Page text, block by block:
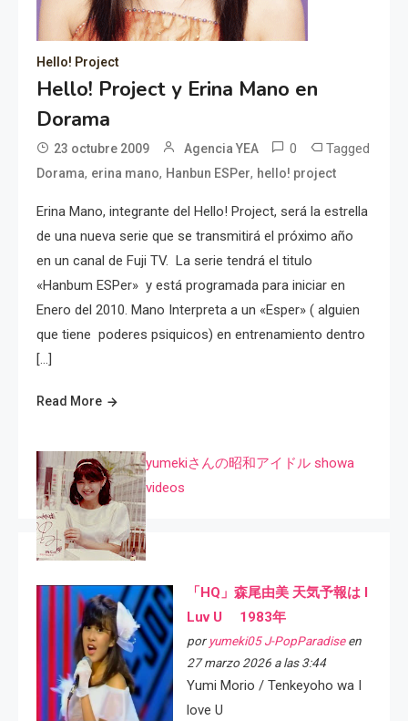
Hello! Project
Hello! Project y Erina Mano en
Dorama
23 octubre 2009 Agencia YEA 0 Tagged
Dorama, erina mano, Hanbun ESPer, hello! project
Erina Mano, integrante del Hello! Project, será la estrella
de una nueva serie que se transmitirá el próximo año
en un canal de Fuji TV. La serie tendrá el titulo
«Hanbum ESPer» y está programada para iniciar en
Enero del 2010. Mano Interpreta a un «Esper» ( alguien
que tiene poderes psiquicos) en entrenamiento dentro
[…]
Read More
yumekiさんの昭和アイドル showa
videos
「HQ」森尾由美 天気予報は I
Luv U 1983年
por yumeki05 J-PopParadiseen
27 marzo 2026 a las 3:44
Yumi Morio / Tenkeyoho wa I
love U